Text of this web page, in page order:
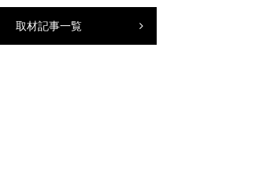
取材記事一覧